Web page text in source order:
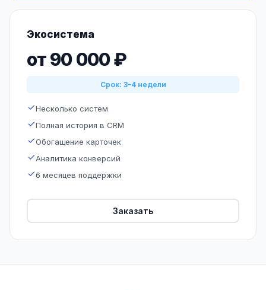
Экосистема
от 90 000 ₽
Срок: 3–4 недели
Несколько систем
Полная история в CRM
Обогащение карточек
Аналитика конверсий
6 месяцев поддержки
Заказать